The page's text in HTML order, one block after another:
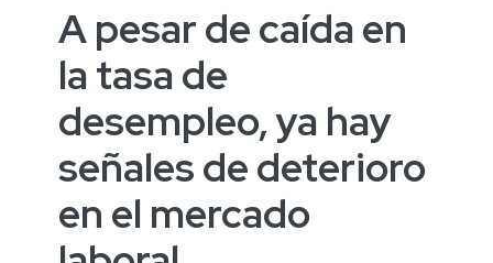
A pesar de caída en
la tasa de
desempleo, ya hay
señales de deterioro
en el mercado